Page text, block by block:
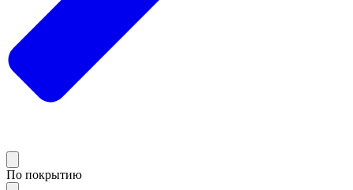
По покрытию